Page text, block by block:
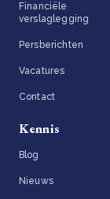
Financiële
verslaglegging
Persberichten
Vacatures
Contact
Kennis
Blog
Nieuws